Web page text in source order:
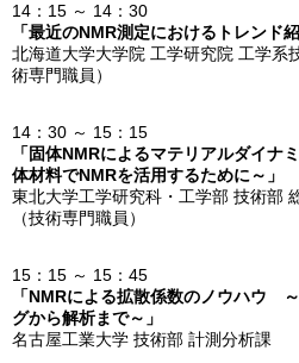
14：15 ～ 14：30
「最近のNMR測定におけるトレンド
北海道大学大学院 工学研究院 工
術専門職員）
14：30 ～ 15：15
「固体NMRによるマテリアルダイ
体材料でNMRを活用するために～」
東北大学工学研究科・工学部 技術
（技術専門職員）
15：15 ～ 15：45
「NMRによる拡散係数のノウハウ
グから解析まで～」
名古屋工業大学 技術部 計測分析課